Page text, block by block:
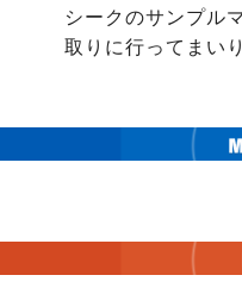
シークのサンプル
取りに行ってまい